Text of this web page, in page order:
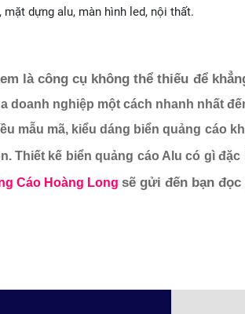
dựng alu, màn hình led, nội thất.
là công cụ không thể thiếu để
doanh nghiệp một cách nhanh nhất
mẫu mã, kiểu dáng biển quảng cáo
Thiết kế biển quảng cáo Alu có gì
Cáo Hoàng Long sẽ gửi đến bạn